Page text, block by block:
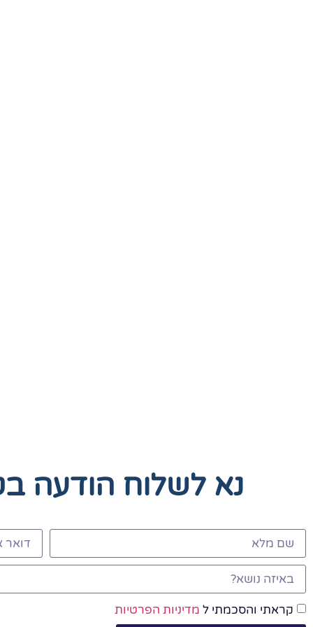
נא לשלוח הודעה
קראתי והסכמתי ל מדיניות הפרטיות